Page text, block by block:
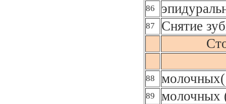
86
87
Снятие
88
89 молочных